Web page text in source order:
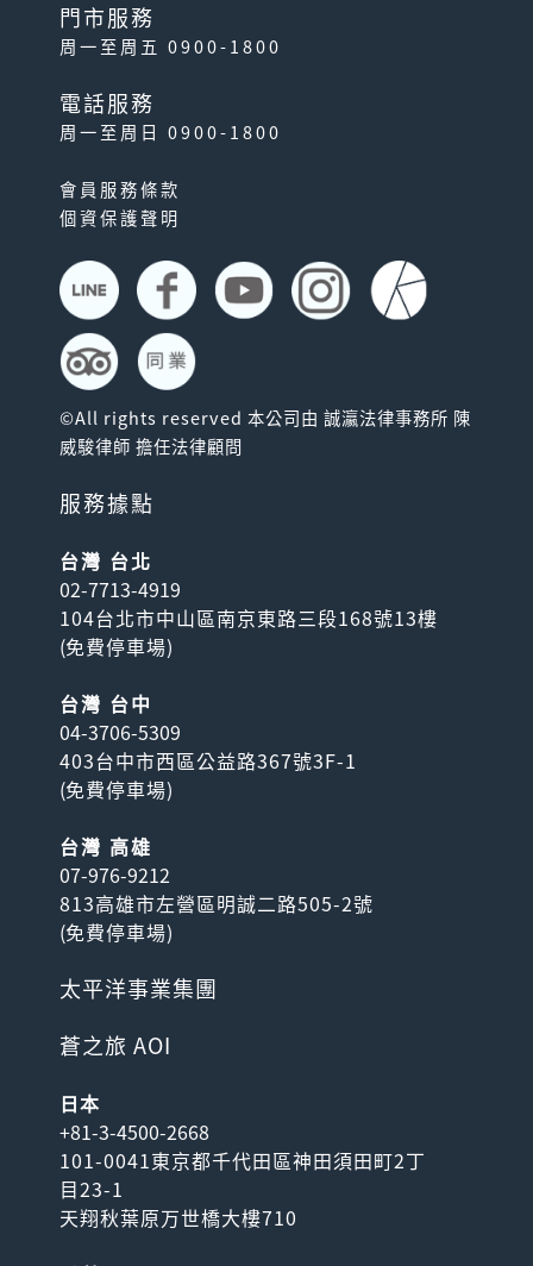
門市服務
周一至周五 0900-1800
電話服務
周一至周日 0900-1800
會員服務條款
個資保護聲明
©All rights reserved 本公司由 誠瀛法律事務所 陳
威駿律師 擔任法律顧問
服務據點
台灣 台北
02-7713-4919
104台北市中山區南京東路三段168號13樓
(免費停車場)
台灣 台中
04-3706-5309
403台中市西區公益路367號3F-1
(免費停車場)
台灣 高雄
07-976-9212
813高雄市左營區明誠二路505-2號
(免費停車場)
太平洋事業集團
蒼之旅 AOI
日本
+81-3-4500-2668
101-0041東京都千代田區神田須田町2丁
目23-1
天翔秋葉原万世橋大樓710